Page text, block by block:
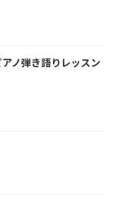
ノ弾き語りレッスン